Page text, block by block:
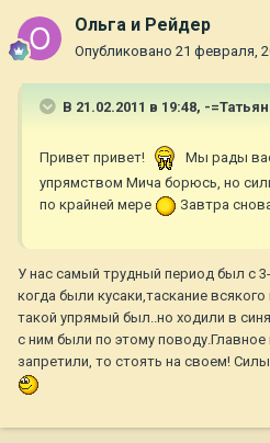
Ольга и Рейдер
Опубликовано 21 февраля,
В 21.02.2011 в 19:48, -
Привет привет! Мы рады
упрямством Мича борюсь, но
по крайней мере
Завтра
У нас самый трудный период был с
когда были кусаки,таскание
такой упрямый был..но ходили в
с ним были по этому поводу.Главное
запретили, то стоять на своем!